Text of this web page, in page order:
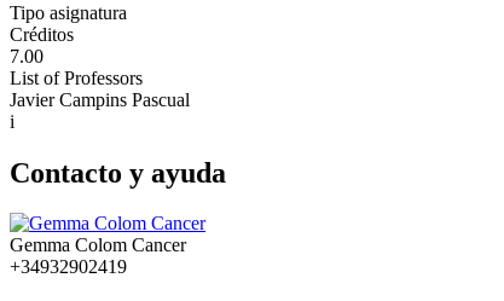
Tipo asignatura
Créditos
7.00
List of Professors
Javier Campins Pascual
i
Contacto y ayuda
Gemma Colom Cancer
+34932902419